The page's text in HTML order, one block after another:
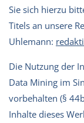
Sie sich hierzu
Titels an unsere
Uhlemann:
Die Nutzung der
Data Mining im
vorbehalten (§
Inhalte dieses